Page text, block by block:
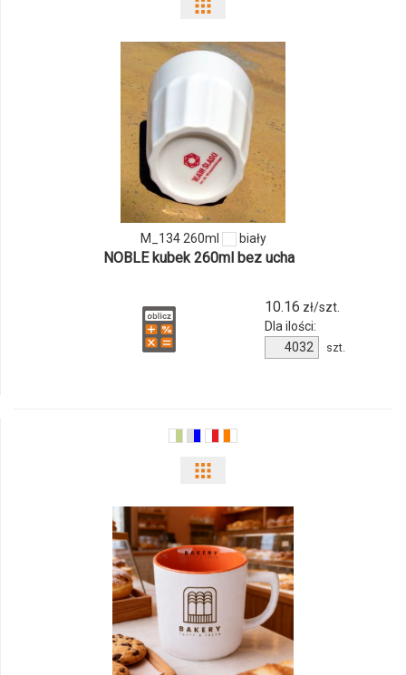
odmiany
produktu
M_134
260ml
M_134 260ml biały
NOBLE kubek 260ml bez ucha
10.16 zł/szt.
Dla ilości:
Ilość
produktu
szt.
odmiany
i
ilości
produktu
M_506